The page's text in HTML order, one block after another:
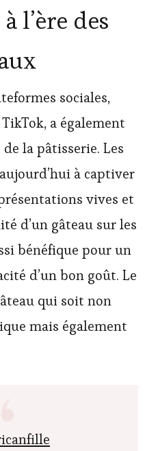
l’ère des
sociales,
a également
la pâtisserie. Les
à captiver
vives et
d’un gâteau sur les
bénéfique pour un
d’un bon goût. Le
qui soit non
mais également